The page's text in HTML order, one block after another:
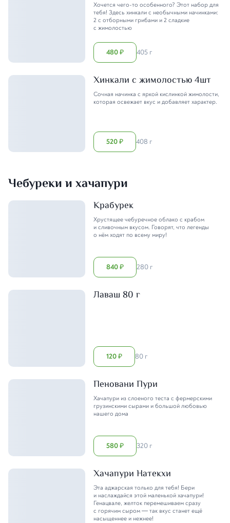
Хочется чего-то особенного? Этот набор для
тебя! Здесь хинкали с необычными начинками:
2 с отборными грибами и 2 сладкие
с жимолостью
480₽ 405 г
Хинкали с жимолостью 4шт
Сочная начинка с яркой кислинкой жимолости,
которая освежает вкус и добавляет характер.
520₽ 408 г
Чебуреки и хачапури
Крабурек
Хрустящее чебуречное облако с крабом
и сливочным вкусом. Говорят, что легенды
о нём ходят по всему миру!
840₽ 280 г
Лаваш 80 г
120₽ 80 г
Пеновани Пури
Хачапури из слоеного теста с фермерскими
грузинскими сырами и большой любовью
нашего дома
580₽ 320 г
Хачапури Натекхи
Эта аджарская только для тебя! Бери
и наслаждайся этой маленькой хачапури!
Генацвале, желток перемешиваем сразу
с горячим сыром — так вкус станет ещё
насыщеннее и нежнее!